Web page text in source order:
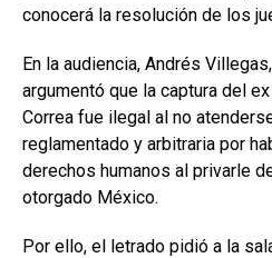
conocerá la resolución de los
En la audiencia, Andrés
argumentó que la captura del
Correa fue ilegal al no
reglamentado y arbitraria por
derechos humanos al privarle
otorgado México.
Por ello, el letrado pidió a la